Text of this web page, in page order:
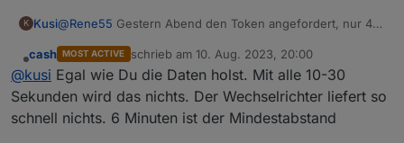
K Kusi@Rene55 Gestern Abend den Token angefordert, nur 4
Die Daten lassen sich super auslesen, herzlichen Dank.
Sehe ich richtig dass die Auslesung via Cloud läuft?
Wäre eine interne Kommunikation über das lokale
Netzwerk möglich?
Ich würde gerne die Aktualisierungsrate deutlich tiefer
haben, ca. alle 10-30 Sekunden.
Offline
cash MOST ACTIVE schrieb am 10. Aug. 2023, 20:00
zuletzt editiert von
@kusi Egal wie Du die Daten holst. Mit alle 10-30
Sekunden wird das nichts. Der Wechselrichter liefert so
schnell nichts. 6 Minuten ist der Mindestabstand